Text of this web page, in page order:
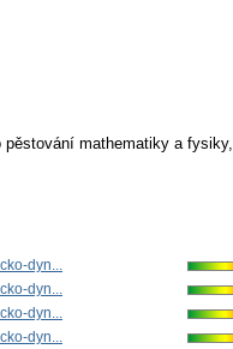
pěstování mathematiky a fysiky,
dyn...
dyn...
dyn...
dyn...